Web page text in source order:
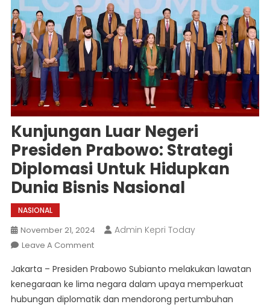
Kunjungan Luar Negeri
Presiden Prabowo: Strategi
Diplomasi Untuk Hidupkan
Dunia Bisnis Nasional
NASIONAL
November 21, 2024 Admin Kepri Today
Leave A CommentOn
Luar
Negeri
Presiden
Jakarta – Presiden Prabowo Subianto melakukan lawatan
kenegaraan ke lima negara dalam upaya memperkuat
hubungan diplomatik dan mendorong pertumbuhan